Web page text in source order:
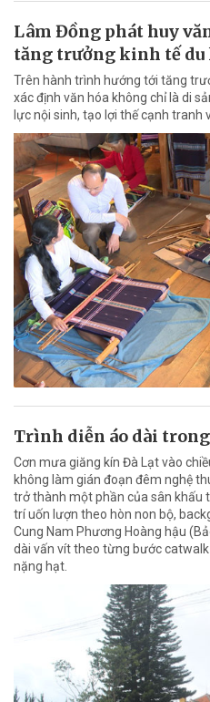
Lâm Đồng phát huy
tăng trưởng kinh tế du
Trên hành trình hướng tới tăng
xác định văn hóa không chỉ là di
lực nội sinh, tạo lợi thế cạnh tranh
Trình diễn áo dài
Cơn mưa giăng kín Đà Lạt vào
không làm gián đoạn đêm nghệ
trở thành một phần của sân khấu
trí uốn lượn theo hòn non bộ,
Cung Nam Phương Hoàng hậu
dài vấn vít theo từng bước
nặng hạt.